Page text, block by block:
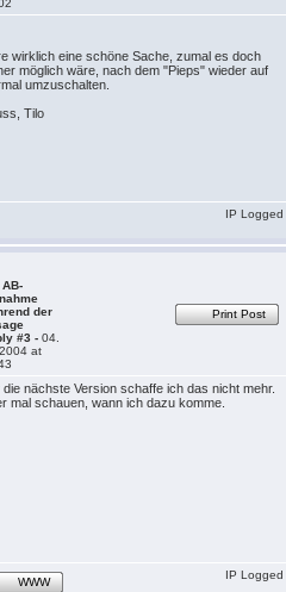
wirklich eine schöne Sache, zumal es doch
möglich wäre, nach dem "Pieps" wieder auf
umzuschalten.
Tilo
IP Logged
AB-
der
#3 - 04.
at
Print Post
die nächste Version schaffe ich das nicht mehr.
mal schauen, wann ich dazu komme.
WWW
IP Logged